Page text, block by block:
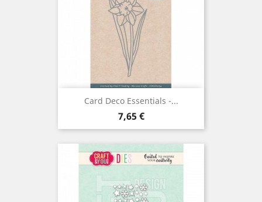
Card Deco Essentials -...
Prix
7,65 €